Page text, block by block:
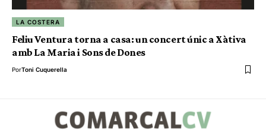
LA COSTERA
Feliu Ventura torna a casa: un concert únic a Xàtiva
amb La Maria i Sons de Dones
PorToni Cuquerella